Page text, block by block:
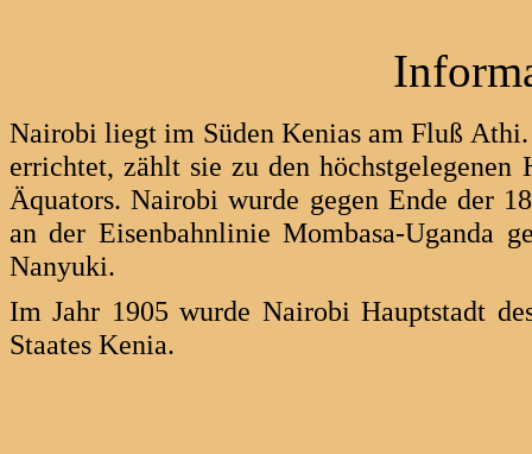
Nairobi liegt im Süden Kenias am Fluß
errichtet, zählt sie zu den
Äquators. Nairobi wurde gegen Ende der
an der Eisenbahnlinie Mombasa-Uganda
Nanyuki.
Im Jahr 1905 wurde Nairobi Hauptstadt
Staates Kenia.